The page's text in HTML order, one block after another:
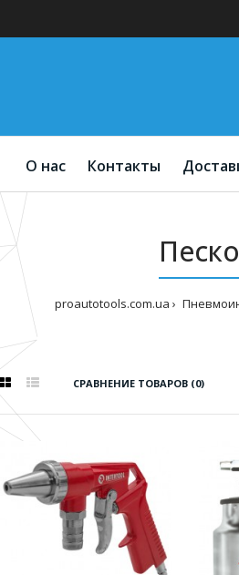
О нас Контакты
proautotools.com.ua
СРАВНЕНИЕ ТОВАРОВ (0)